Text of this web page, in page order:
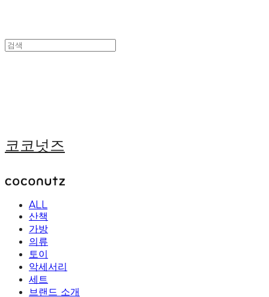
코코넛즈
ALL
산책
가방
의류
토이
악세서리
세트
브랜드 소개